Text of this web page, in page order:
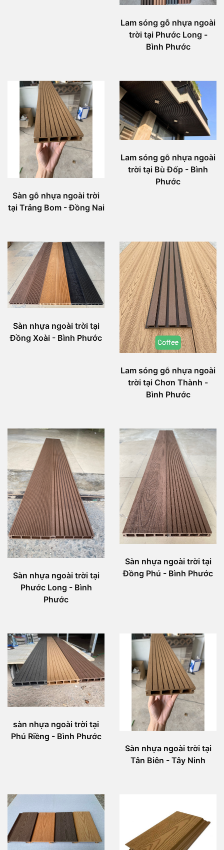
Lam sóng gỗ nhựa ngoài
trời tại Phước Long -
Bình Phước
Sàn gỗ nhựa ngoài trời
tại Trảng Bom - Đồng Nai
Lam sóng gỗ nhựa ngoài
trời tại Bù Đốp - Bình
Phước
Sàn nhựa ngoài trời tại
Đồng Xoài - Bình Phước
Lam sóng gỗ nhựa ngoài
trời tại Chơn Thành -
Bình Phước
Sàn nhựa ngoài trời tại
Phước Long - Bình
Phước
Sàn nhựa ngoài trời tại
Đồng Phú - Bình Phước
sàn nhựa ngoài trời tại
Phú Riềng - Bình Phước
Sàn nhựa ngoài trời tại
Tân Biên - Tây Ninh